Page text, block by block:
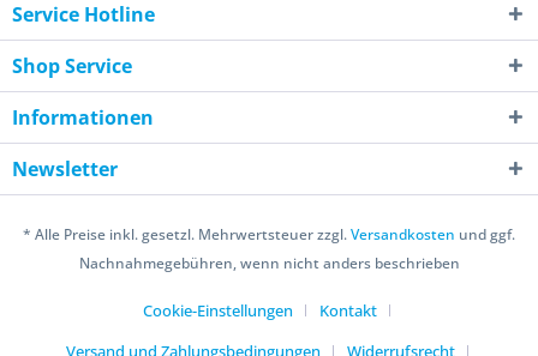
Service Hotline
Shop Service
Informationen
Newsletter
* Alle Preise inkl. gesetzl. Mehrwertsteuer zzgl.Versandkosten und ggf.
Nachnahmegebühren, wenn nicht anders beschrieben
Cookie-Einstellungen
Kontakt
Versand und Zahlungsbedingungen
Widerrufsrecht